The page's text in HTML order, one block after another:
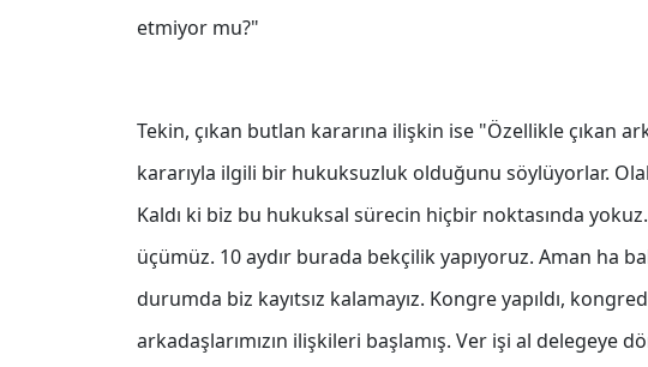
etmiyor mu?"
Tekin, çıkan butlan kararına ilişkin ise "Özellikle çıkan
kararıyla ilgili bir hukuksuzluk olduğunu söylüyorlar.
Kaldı ki biz bu hukuksal sürecin hiçbir noktasında
üçümüz. 10 aydır burada bekçilik yapıyoruz. Aman ha
durumda biz kayıtsız kalamayız. Kongre yapıldı,
arkadaşlarımızın ilişkileri başlamış. Ver işi al delegeye